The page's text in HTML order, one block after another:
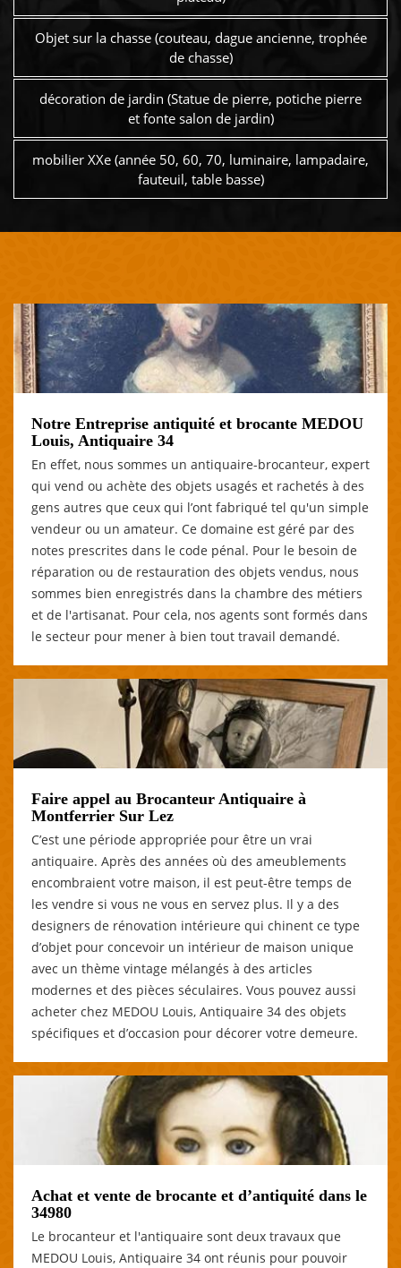
Objet sur la chasse (couteau, dague ancienne, trophée
de chasse)
décoration de jardin (Statue de pierre, potiche pierre
et fonte salon de jardin)
mobilier XXe (année 50, 60, 70, luminaire, lampadaire,
fauteuil, table basse)
Notre Entreprise antiquité et brocante MEDOU
Louis, Antiquaire 34
En effet, nous sommes un antiquaire-brocanteur, expert
qui vend ou achète des objets usagés et rachetés à des
gens autres que ceux qui l’ont fabriqué tel qu'un simple
vendeur ou un amateur. Ce domaine est géré par des
notes prescrites dans le code pénal. Pour le besoin de
réparation ou de restauration des objets vendus, nous
sommes bien enregistrés dans la chambre des métiers
et de l'artisanat. Pour cela, nos agents sont formés dans
le secteur pour mener à bien tout travail demandé.
Faire appel au Brocanteur Antiquaire à
Montferrier Sur Lez
C’est une période appropriée pour être un vrai
antiquaire. Après des années où des ameublements
encombraient votre maison, il est peut-être temps de
les vendre si vous ne vous en servez plus. Il y a des
designers de rénovation intérieure qui chinent ce type
d’objet pour concevoir un intérieur de maison unique
avec un thème vintage mélangés à des articles
modernes et des pièces séculaires. Vous pouvez aussi
acheter chez MEDOU Louis, Antiquaire 34 des objets
spécifiques et d’occasion pour décorer votre demeure.
Achat et vente de brocante et d’antiquité dans le
34980
Le brocanteur et l'antiquaire sont deux travaux que
MEDOU Louis, Antiquaire 34 ont réunis pour pouvoir